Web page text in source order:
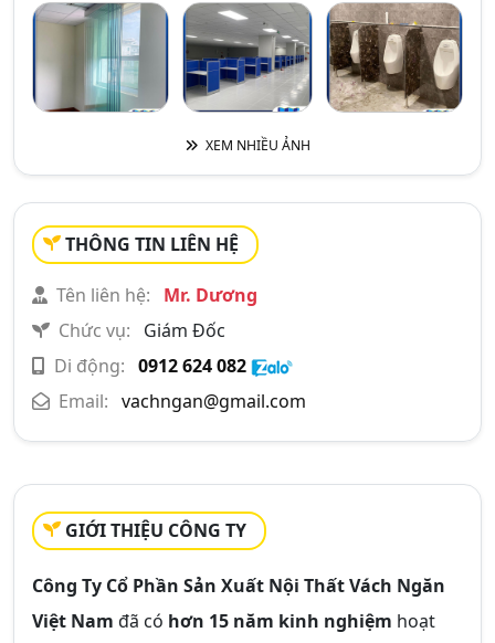
XEM NHIỀU ẢNH
THÔNG TIN LIÊN HỆ
Tên liên hệ:
Mr. Dương
Chức vụ:
Giám Đốc
Di động: 0912 624 082
Email: vachngan@gmail.com
GIỚI THIỆU CÔNG TY
Công Ty Cổ Phần Sản Xuất Nội Thất Vách Ngăn
Việt Nam đã có hơn 15 năm kinh nghiệm hoạt